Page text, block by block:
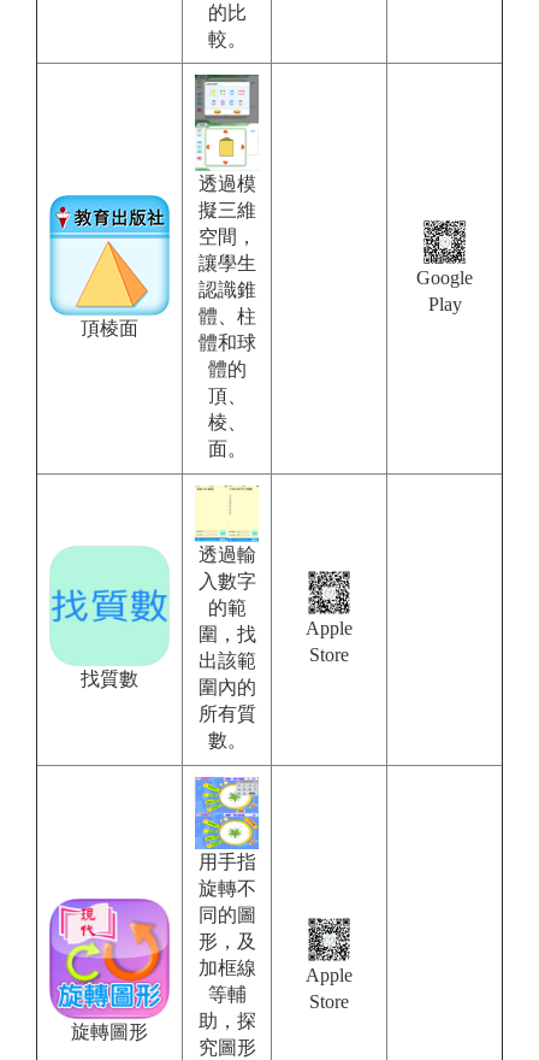
的比
較。
頂棱面
透過模
擬三維
空間，
讓學生
認識錐
體、柱
體和球
體的
頂、
棱、
面。
Google
Play
找質數
透過輸
入數字
的範
圍，找
出該範
圍內的
所有質
數。
Apple
Store
旋轉圖形
用手指
旋轉不
同的圖
形，及
加框線
等輔
助，探
究圖形
Apple
Store